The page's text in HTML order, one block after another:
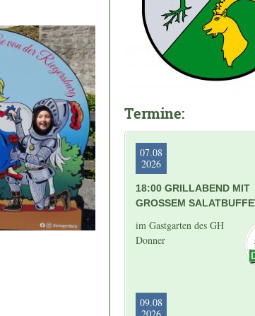
Termine:
07.08
2026
18:00 GRILLABEND MIT
GROSSEM SALATBUFFET
im Gastgarten des GH
Donner
09.08